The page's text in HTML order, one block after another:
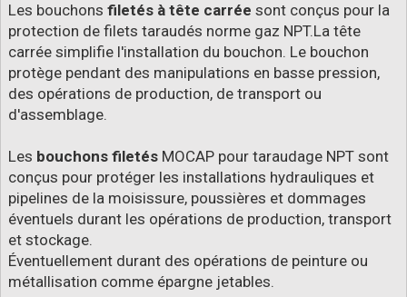
Les bouchons filetés à tête carrée sont conçus pour la
protection de filets taraudés norme gaz NPT.La tête
carrée simplifie l'installation du bouchon. Le bouchon
protège pendant des manipulations en basse pression,
des opérations de production, de transport ou
d'assemblage.
Les bouchons filetés MOCAP pour taraudage NPT sont
conçus pour protéger les installations hydrauliques et
pipelines de la moisissure, poussières et dommages
éventuels durant les opérations de production, transport
et stockage.
Éventuellement durant des opérations de peinture ou
métallisation comme épargne jetables.